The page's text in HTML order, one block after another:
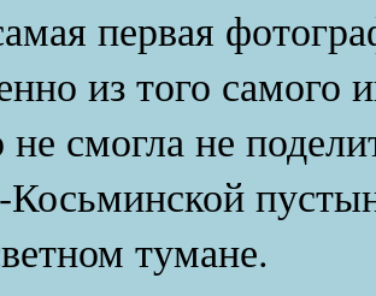
первая
из того самого
смогла не
тумане.